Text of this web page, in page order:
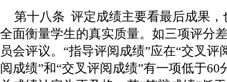
第十八条 评定成绩主要看最后成果
全面衡量学生的真实质量。如三项评分
员会评议。“指导评阅成绩”应在“交叉评
阅成绩”和“交叉评阅成绩”有一项低于